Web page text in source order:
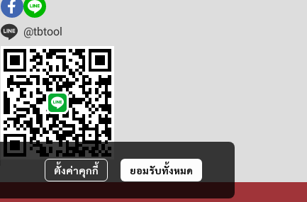
ตั้งค่าคุกกี้ ยอมรับทั้งหมด
@tbtool